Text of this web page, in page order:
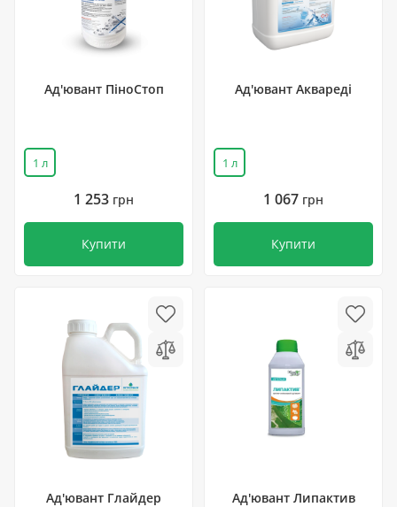
Ад'ювант ПіноСтоп
1 л
1 253 грн
Купити
Ад'ювант Аквареді
1 л
1 067 грн
Купити
Ад'ювант Глайдер Ад'ювант Липактив